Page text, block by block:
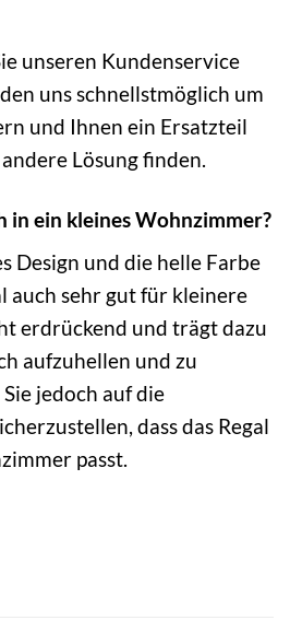
unseren Kundenservice
uns schnellstmöglich um
und Ihnen ein Ersatzteil
Lösung finden.
in ein kleines Wohnzimmer?
Design und die helle Farbe
auch sehr gut für kleinere
erdrückend und trägt dazu
aufzuhellen und zu
jedoch auf die
dass das Regal
passt.